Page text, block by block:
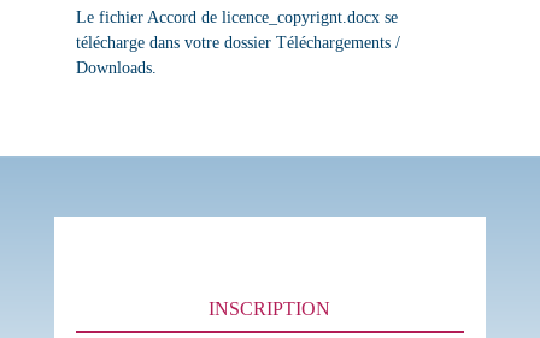
Le fichier Accord de licence_copyrignt.docx se
télécharge dans votre dossier Téléchargements /
Downloads.
INSCRIPTION